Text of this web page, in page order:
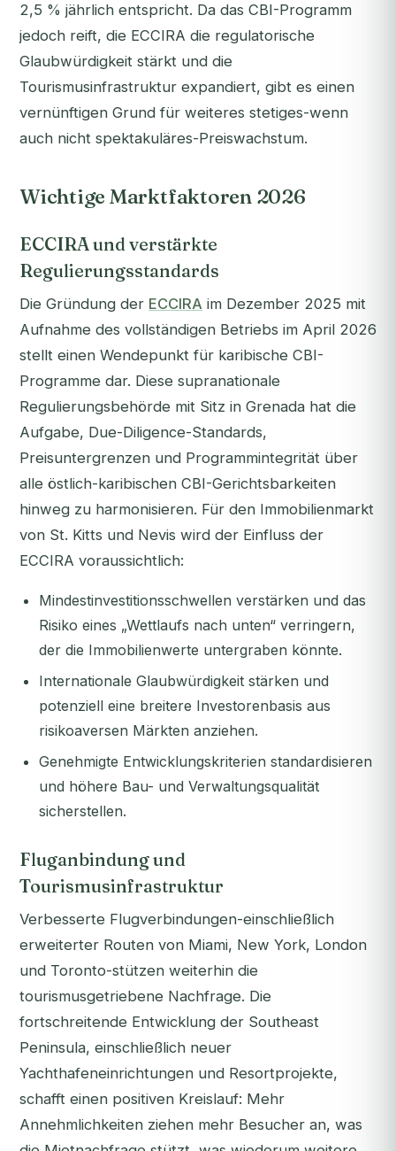
2,5 % jährlich entspricht. Da das CBI-Programm
jedoch reift, die ECCIRA die regulatorische
Glaubwürdigkeit stärkt und die
Tourismusinfrastruktur expandiert, gibt es einen
vernünftigen Grund für weiteres stetiges-wenn
auch nicht spektakuläres-Preiswachstum.
Wichtige Marktfaktoren 2026
ECCIRA und verstärkte
Regulierungsstandards
Die Gründung der ECCIRA im Dezember 2025 mit
Aufnahme des vollständigen Betriebs im April 2026
stellt einen Wendepunkt für karibische CBI-
Programme dar. Diese supranationale
Regulierungsbehörde mit Sitz in Grenada hat die
Aufgabe, Due-Diligence-Standards,
Preisuntergrenzen und Programmintegrität über
alle östlich-karibischen CBI-Gerichtsbarkeiten
hinweg zu harmonisieren. Für den Immobilienmarkt
von St. Kitts und Nevis wird der Einfluss der
ECCIRA voraussichtlich:
Mindestinvestitionsschwellen verstärken und das
Risiko eines „Wettlaufs nach unten“ verringern,
der die Immobilienwerte untergraben könnte.
Internationale Glaubwürdigkeit stärken und
potenziell eine breitere Investorenbasis aus
risikoaversen Märkten anziehen.
Genehmigte Entwicklungskriterien standardisieren
und höhere Bau- und Verwaltungsqualität
sicherstellen.
Fluganbindung und
Tourismusinfrastruktur
Verbesserte Flugverbindungen-einschließlich
erweiterter Routen von Miami, New York, London
und Toronto-stützen weiterhin die
tourismusgetriebene Nachfrage. Die
fortschreitende Entwicklung der Southeast
Peninsula, einschließlich neuer
Yachthafeneinrichtungen und Resortprojekte,
schafft einen positiven Kreislauf: Mehr
Annehmlichkeiten ziehen mehr Besucher an, was